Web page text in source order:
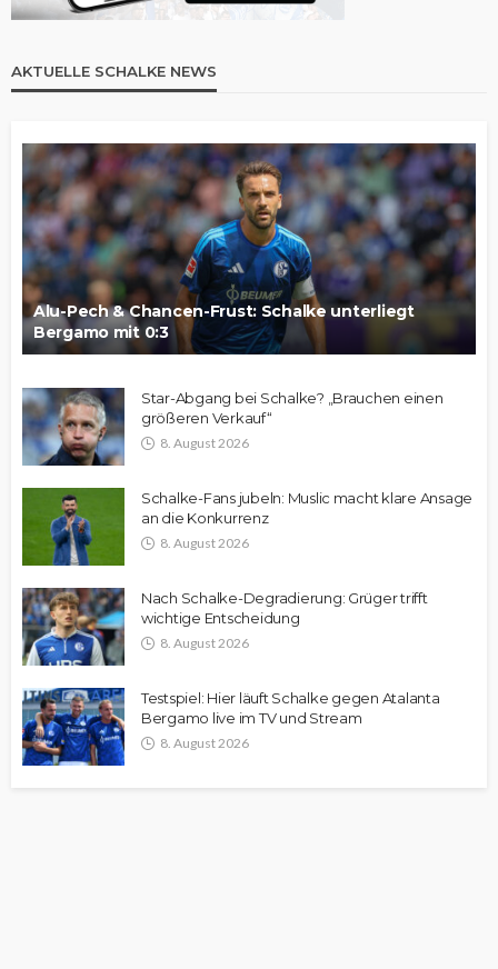
AKTUELLE SCHALKE NEWS
Alu-Pech & Chancen-Frust: Schalke unterliegt
Bergamo mit 0:3
Star-Abgang bei Schalke? „Brauchen einen
größeren Verkauf“
8. August 2026
Schalke-Fans jubeln: Muslic macht klare Ansage
an die Konkurrenz
8. August 2026
Nach Schalke-Degradierung: Grüger trifft
wichtige Entscheidung
8. August 2026
Testspiel: Hier läuft Schalke gegen Atalanta
Bergamo live im TV und Stream
8. August 2026